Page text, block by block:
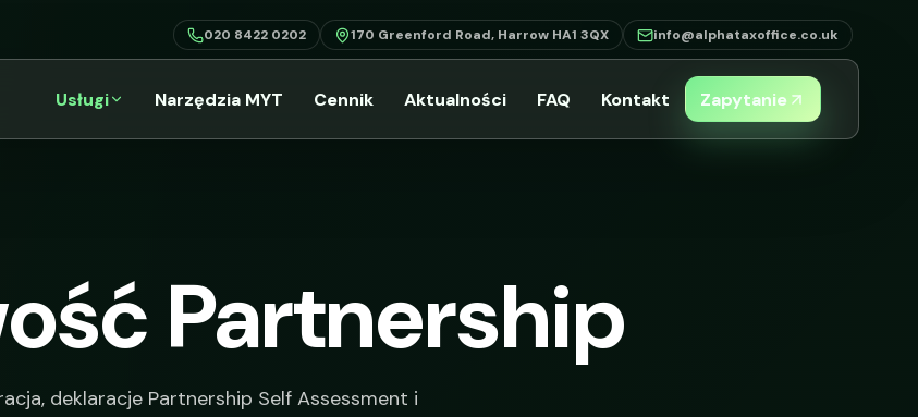
020 8422 0202 170 Greenford Road, Harrow HA1 3QX info@alphataxoffice.co.uk
Usługi Narzędzia MYT Cennik Aktualności FAQ Kontakt Zapytanie
Partnership
deklaracje Partnership Self Assessment i